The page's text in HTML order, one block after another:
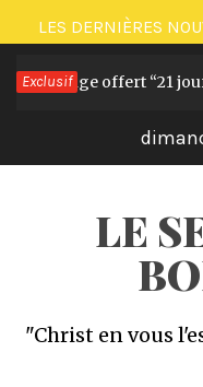
Passer
au
contenu
LES DERNIÈRES
Exclusifoffert “21 jours
LE
"Christ en vous